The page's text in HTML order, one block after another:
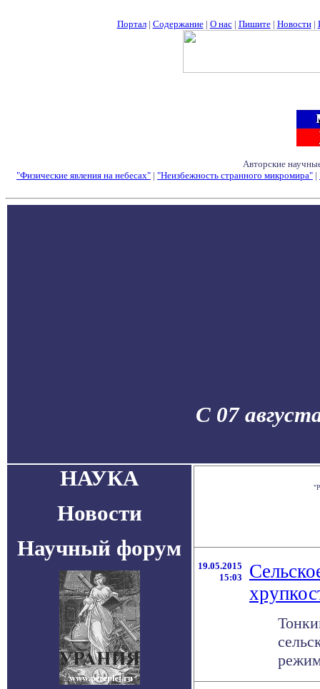
Портал| Содержание| О нас| Пишите| Новости|
Авторские
"Физические явления на небесах" | "Неизбежность странного микромира" |
С 07
НАУКА
Новости
Научный форум
19.05.2015
15:03